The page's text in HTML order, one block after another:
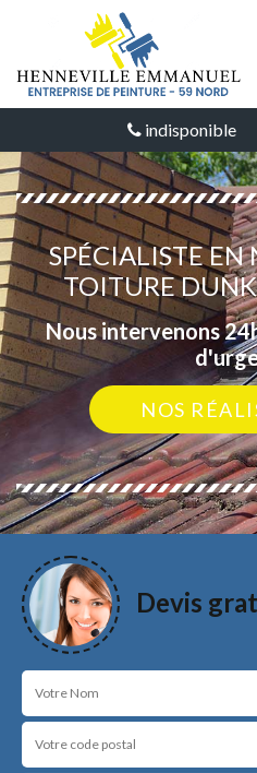
indisponible
SPÉCIALISTE EN
TOITURE
Nous intervenons
NOS
Devis